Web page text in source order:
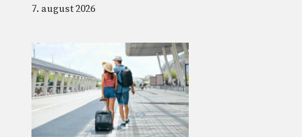
7. august 2026